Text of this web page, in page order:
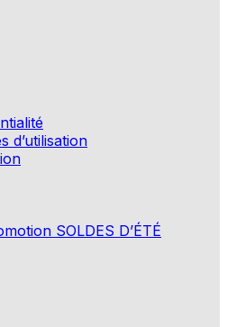
d’utilisation
SOLDES D’ÉTÉ